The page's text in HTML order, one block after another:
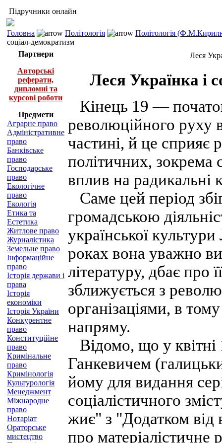
Підручники онлайн
Головна Політологія
Політологія
соціал-демократизм
Партнери
Авторські
реферати,
дипломні та
курсові роботи
Предмети
Аграрне право
Адміністративне
право
Банківське
право
Господарське
право
Екологічне
право
Екологія
Етика та
Естетика
Житлове право
Журналістика
Земельне право
Інформаційне
право
Історія держави і
права
Історія
економіки
Історія України
Конкурентне
право
Конституційне
право
Кримінальне
право
Кримінологія
Культурологія
Менеджмент
Міжнародне
право
Нотаріат
Ораторське
мистецтво
Леся
Леся Українка і
Кінець 19 —
революційного руху в
частині, й це сприяє
політичних, зокрема
вплив на радикальні
Саме цей період
громадською
української
роках вона уважно
літературу, дбає про
зближується з
організаціями, в
напряму.
Відомо, що у
Ганкевичем
йому для видання
соціалістичного
жиє" з "Додатком
про матеріалістичне